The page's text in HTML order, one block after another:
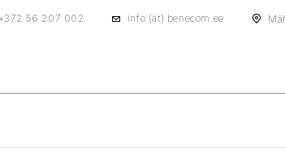
+372 56 207 002 info (ät) benecom.ee